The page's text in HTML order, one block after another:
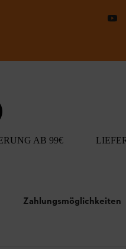
AB 99€
Zahlungsmöglichkeiten